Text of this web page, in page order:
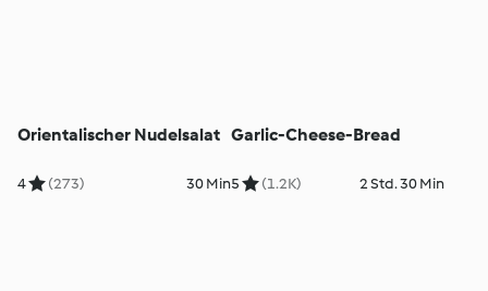
Orientalischer Nudelsalat
4 (273) 30 Min
Garlic-Cheese-Bread
5 (1.2K) 2 Std. 30 Min